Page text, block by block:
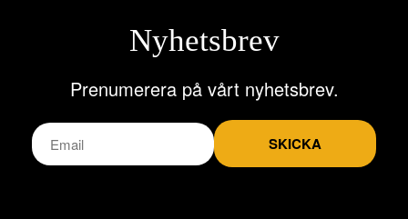
Nyhetsbrev
Prenumerera på vårt nyhetsbrev.
SKICKA